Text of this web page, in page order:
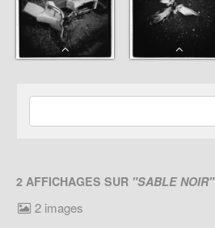
2 AFFICHAGES SUR "SABLE NOIR"
2 images